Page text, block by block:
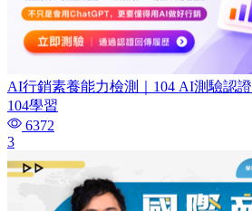
AI行銷素養能力檢測｜104 AI測驗認證
104學習
6372
3